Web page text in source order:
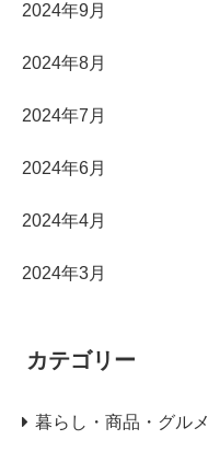
2024年9月
2024年8月
2024年7月
2024年6月
2024年4月
2024年3月
カテゴリー
暮らし・商品・グルメ